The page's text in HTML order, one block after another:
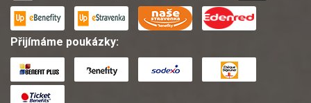
Přijímáme poukázky: